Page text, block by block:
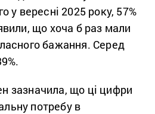
у вересні 2025 року, 57%
що хоча б раз мали
бажання. Серед
зазначила, що ці цифри
потребу в